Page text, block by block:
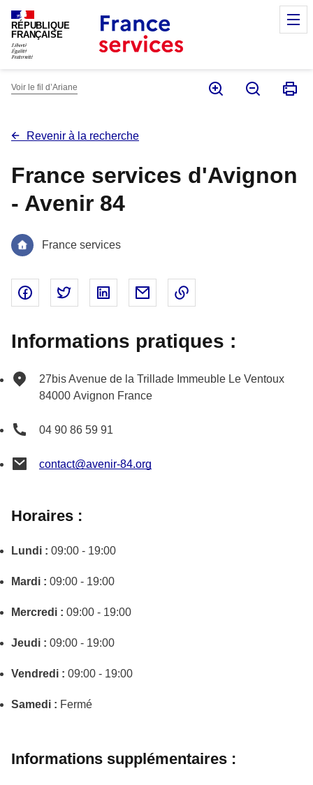
RÉPUBLIQUE
FRANÇAISE
Voir le fil d’Ariane
Revenir à la recherche
France services d'Avignon
- Avenir 84
France services
Partager sur Facebook - nouvelle fenêtre
Partager sur Twitter - nouvelle fenêtre
Partager sur Linked In - nouvelle
Partager par email - nouvelle
Informations pratiques :
27bis Avenue de la Trillade Immeuble Le Ventoux
84000 Avignon France
04 90 86 59 91
contact@avenir-84.org
Horaires :
Lundi : 09:00 - 19:00
Mardi : 09:00 - 19:00
Mercredi : 09:00 - 19:00
Jeudi : 09:00 - 19:00
Vendredi : 09:00 - 19:00
Samedi : Fermé
Informations supplémentaires :